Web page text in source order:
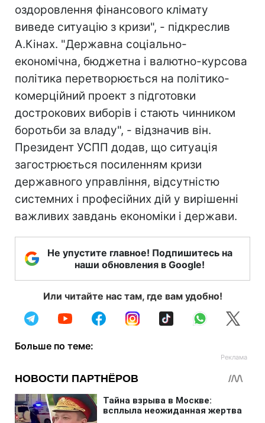
оздоровлення фінансового клімату
виведе ситуацію з кризи", - підкреслив
А.Кінах. "Державна соціально-
економічна, бюджетна і валютно-курсова
політика перетворюється на політико-
комерційний проект з підготовки
дострокових виборів і стають чинником
боротьби за владу", - відзначив він.
Президент УСПП додав, що ситуація
загострюється посиленням кризи
державного управління, відсутністю
системних і професійних дій у вирішенні
важливих завдань економіки і держави.
Не упустите главное! Подпишитесь на
наши обновления в Google!
Или читайте нас там, где вам удобно!
Больше по теме: